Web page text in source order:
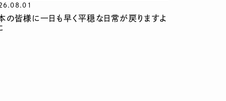
の皆様に一日も早く平穏な日常が戻りますよ